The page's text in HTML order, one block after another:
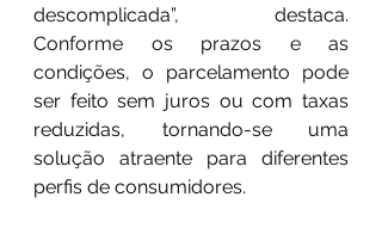
descomplicada”, destaca.
Conforme os prazos e as
condições, o parcelamento pode
ser feito sem juros ou com taxas
reduzidas, tornando-se uma
solução atraente para diferentes
perfis de consumidores.